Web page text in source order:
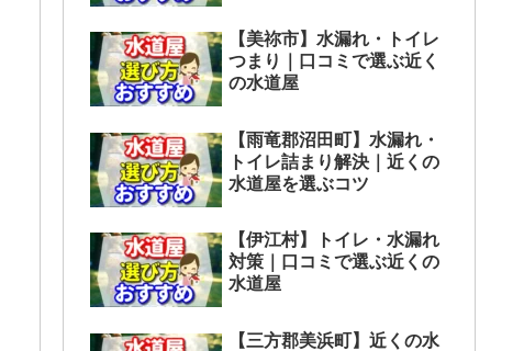
【美祢市】水漏れ・トイレ
つまり｜口コミで選ぶ近く
の水道屋
【雨竜郡沼田町】水漏れ・
トイレ詰まり解決｜近くの
水道屋を選ぶコツ
【伊江村】トイレ・水漏れ
対策｜口コミで選ぶ近くの
水道屋
【三方郡美浜町】近くの水